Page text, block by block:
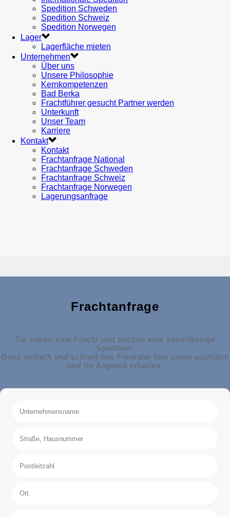
Spedition Schweden
Spedition Schweiz
Spedition Norwegen
Lager
Lagerfläche mieten
Unternehmen
Über uns
Unsere Philosophie
Kernkompetenzen
Bad Berka
Frachtführer gesucht Partner werden
Unterkunft
Unser Team
Karriere
Kontakt
Kontakt
Frachtanfrage National
Frachtanfrage Schweden
Frachtanfrage Schweiz
Frachtanfrage Norwegen
Lagerungsanfrage
Frachtanfrage
Sie haben eine Fracht und suchen eine zuverlässige
Spedition.
Ganz einfach und schnell das Formular hier unten ausfüllen
und Ihr Angebot erhalten.